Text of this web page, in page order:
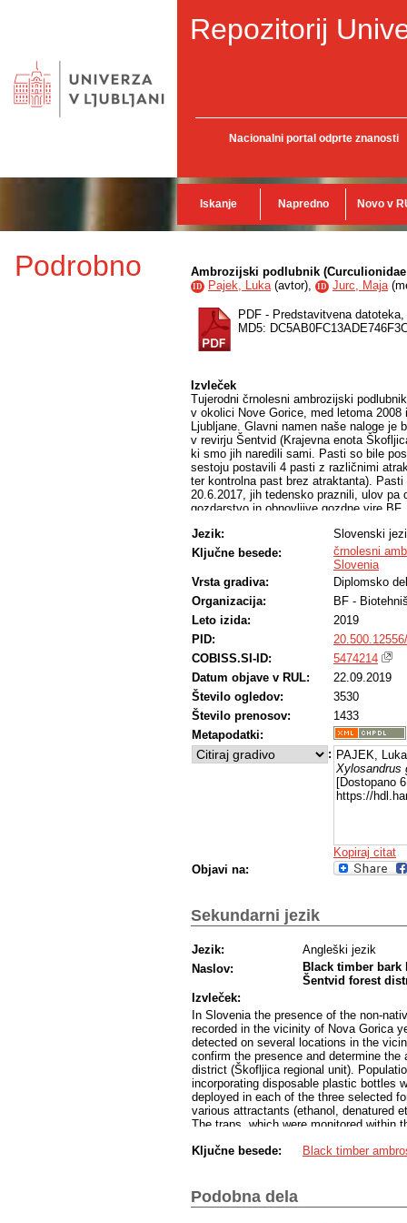
Repozitorij
Nacionalni portal odprte znanosti
Iskanje Napredno Novo v
Podrobno Ambrozijski podlubnik
ID Pajek, Luka(avtor), ID Jurc, Maja(
PDF - Predstavitvena datoteka,
MD5:
Izvleček
Tujerodni črnolesni ambrozijski
v okolici Nove Gorice, med letoma
Ljubljane. Glavni namen naše naloge
v revirju Šentvid (Krajevna enota
ki smo jih naredili sami. Pasti so bile
sestoju postavili 4 pasti z različnimi
ter kontrolna past brez atraktanta).
20.6.2017, jih tedensko praznili, ulov pa
gozdarstvo in obnovljive gozdne vire
% celotnega ulova hroščev oziroma
večjih razlik v učinkovitosti privabljanja
ujetih osebkov X. germanus pa lahko
primerno orodje za izvajanje
Jezik:
Slovenski
Ključne besede:
črnolesni
Slovenia
Vrsta gradiva:
Diplomsko
Organizacija:
BF -
Leto izida:
2019
PID:
COBISS.SI-ID:
5474214
Datum objave v RUL:
22.09.2019
Število ogledov:
3530
Število prenosov:
1433
Metapodatki:
: PAJEK,
Xylosandrus
[Dostopano
https://
Kopiraj citat
Objavi na:
Sekundarni jezik
Jezik:
Angleški jezik
Naslov:
Black timber
Šentvid forest
Izvleček:
In Slovenia the presence of the non-
recorded in the vicinity of Nova Gorica
detected on several locations in the
confirm the presence and determine
district (Škofljica regional unit).
incorporating disposable plastic bottles
deployed in each of the three selected
various attractants (ethanol, denatured
The traps, which were monitored within
Laboratory for Forest Protection at the
(Coleoptera) specimens, or 95,30 % of
were established in the attractiveness
Ključne besede: Black timber
Podobna dela